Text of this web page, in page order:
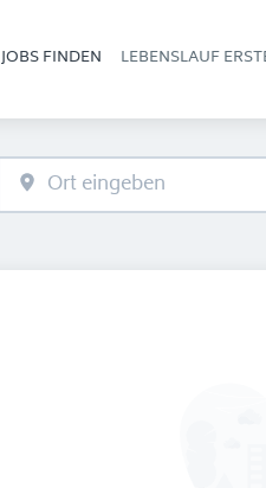
JOBS FINDEN LEBENSLAUF